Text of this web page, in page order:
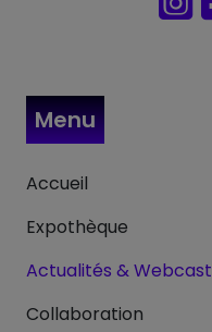
Menu
Accueil
Expothèque
Actualités & Webcast
Collaboration